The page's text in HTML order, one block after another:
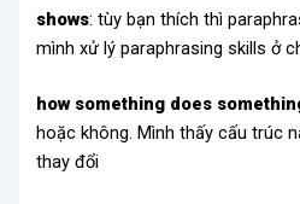
shows: tùy bạn thích thì
mình xử lý paraphrasing skills ở
how something does
hoặc không. Mình thấy cấu trúc
thay đổi